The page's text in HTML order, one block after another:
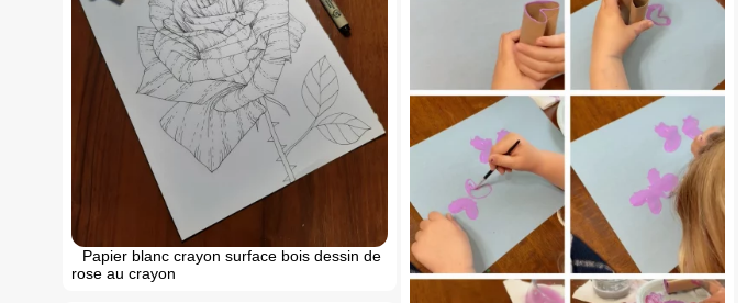
Papier blanc crayon surface bois dessin de
rose au crayon